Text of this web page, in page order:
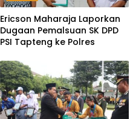
Ericson Maharaja Laporkan
Dugaan Pemalsuan SK DPD
PSI Tapteng ke Polres